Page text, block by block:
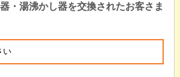
・湯沸かし器を交換されたお客さま